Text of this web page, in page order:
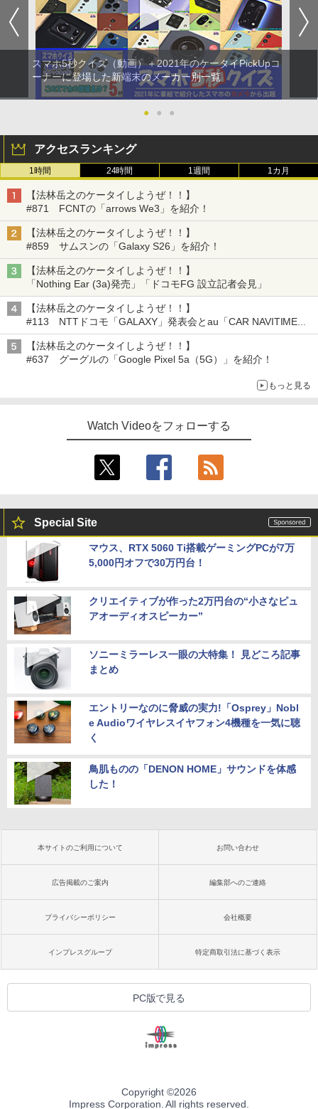
スマホ5秒クイズ（動画）＋2021年のケータイPickUpコ
ーナーに登場した新端末のメーカー別一覧
● ● ●
アクセスランキング
1時間 24時間 1週間 1カ月
【法林岳之のケータイしようぜ！！】
#871 FCNTの「arrows We3」を紹介！
【法林岳之のケータイしようぜ！！】
#859 サムスンの「Galaxy S26」を紹介！
【法林岳之のケータイしようぜ！！】
「Nothing Ear (3a)発売」「ドコモFG 設立記者会見」
【法林岳之のケータイしようぜ！！】
#113 NTTドコモ「GALAXY」発表会とau「CAR NAVITIME」
外ロケ編！
【法林岳之のケータイしようぜ！！】
#637 グーグルの「Google Pixel 5a（5G）」を紹介！
もっと見る
Watch Videoをフォローする
Special Site
マウス、RTX 5060 Ti搭載ゲーミングPCが7万
5,000円オフで30万円台！
クリエイティブが作った2万円台の“小さなピュ
アオーディオスピーカー”
ソニーミラーレス一眼の大特集！ 見どころ記事
まとめ
エントリーなのに脅威の実力!「Osprey」Nobl
e Audioワイヤレスイヤフォン4機種を一気に聴
く
鳥肌ものの「DENON HOME」サウンドを体感
した！
本サイトのご利用について お問い合わせ
広告掲載のご案内 編集部へのご連絡
プライバシーポリシー 会社概要
インプレスグループ 特定商取引法に基づく表示
PC版で見る
Copyright ©2026
Impress Corporation. All rights reserved.